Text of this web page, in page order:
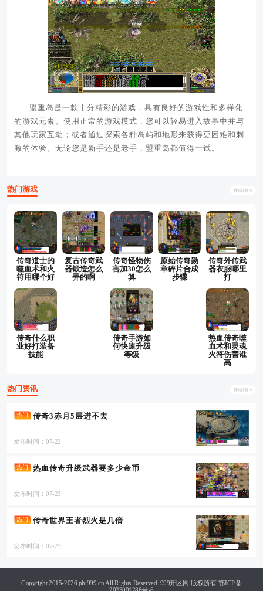
盟重岛是一款十分精彩的游戏，具有良好的游戏性和多样化
的游戏元素。使用正常的游戏模式，您可以轻易进入故事中并与
其他玩家互动；或者通过探索各种岛屿和地形来获得更困难和刺
激的体验。无论您是新手还是老手，盟重岛都值得一试。
热门游戏
传奇道士的
噬血术和火
符用哪个好
复古传奇武
器锻造怎么
弄的啊
传奇怪物伤
害加30怎么
算
原始传奇勋
章碎片合成
步骤
传奇外传武
器衣服哪里
打
传奇什么职
业好打装备
技能
传奇手游如
何快速升级
等级
热血传奇噬
血术和灵魂
火符伤害谁
高
热门资讯
热门 传奇3赤月5层进不去
发布时间：07-22
热门 热血传奇升级武器要多少金币
发布时间：07-23
热门 传奇世界王者烈火是几倍
发布时间：07-23
Copyright 2015-2026 phj999.cn All Rights Reserved. 999开区网 版权所有鄂ICP备